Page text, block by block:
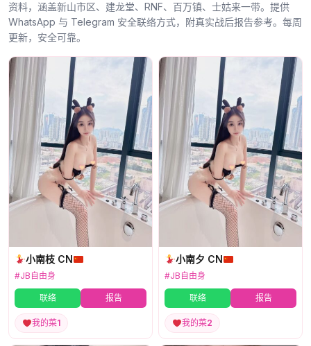
资料，涵盖新山市区、建龙堂、RNF、百万镇、士姑来一带。提供
WhatsApp 与 Telegram 安全联络方式，附真实战后报告参考。每周
更新，安全可靠。
小南枝 CN
#JB自由身
联络 报告
我的菜1
小南夕 CN
#JB自由身
联络 报告
我的菜2